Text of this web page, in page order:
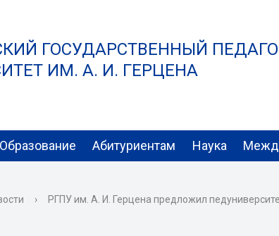
ГОСУДАРСТВЕННЫЙ
ИМ. А. И. ГЕРЦЕНА
Образование Абитуриентам Наука
› РГПУ им. А. И. Герцена предложил